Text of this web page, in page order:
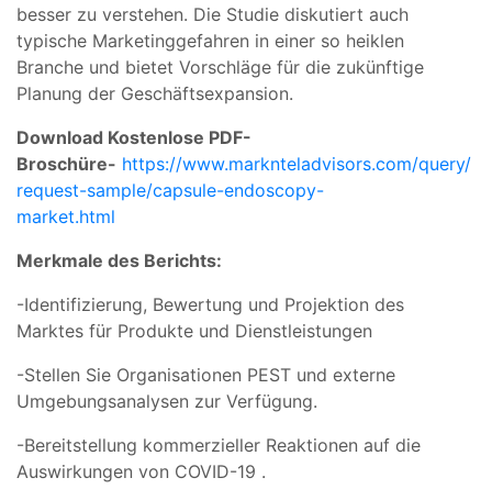
besser zu verstehen. Die Studie diskutiert auch
typische Marketinggefahren in einer so heiklen
Branche und bietet Vorschläge für die zukünftige
Planung der Geschäftsexpansion.
Download Kostenlose PDF-
Broschüre- https://www.marknteladvisors.com/query/
request-sample/capsule-endoscopy-
market.html
Merkmale des Berichts:
-Identifizierung, Bewertung und Projektion des
Marktes für Produkte und Dienstleistungen
-Stellen Sie Organisationen PEST und externe
Umgebungsanalysen zur Verfügung.
-Bereitstellung kommerzieller Reaktionen auf die
Auswirkungen von COVID-19 .